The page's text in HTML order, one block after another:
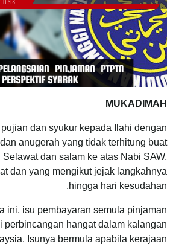
MUKADIMAH
dan syukur kepada Ilahi dengan
anugerah yang tidak terhitung buat
Selawat dan salam ke atas Nabi SAW,
dan yang mengikut jejak langkahnya
hingga hari kesudahan.
ini, isu pembayaran semula pinjaman
perbincangan hangat dalam kalangan
Isunya bermula apabila kerajaan